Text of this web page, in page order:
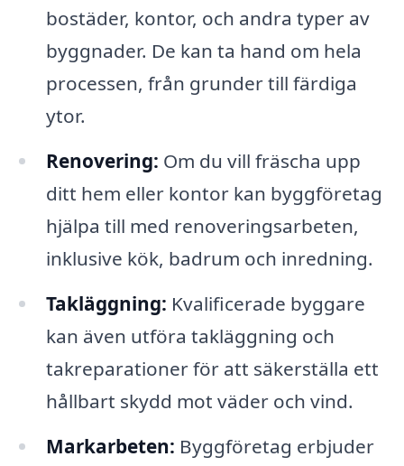
bostäder, kontor, och andra typer av
byggnader. De kan ta hand om hela
processen, från grunder till färdiga
ytor.
Renovering: Om du vill fräscha upp
ditt hem eller kontor kan byggföretag
hjälpa till med renoveringsarbeten,
inklusive kök, badrum och inredning.
Takläggning: Kvalificerade byggare
kan även utföra takläggning och
takreparationer för att säkerställa ett
hållbart skydd mot väder och vind.
Markarbeten: Byggföretag erbjuder